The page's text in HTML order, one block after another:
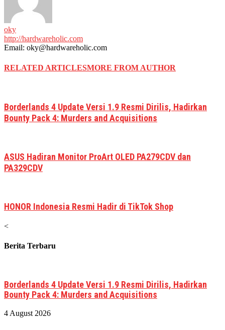
oky
http://hardwareholic.com
Email: oky@hardwareholic.com
RELATED ARTICLESMORE FROM AUTHOR
Borderlands 4 Update Versi 1.9 Resmi Dirilis, Hadirkan
Bounty Pack 4: Murders and Acquisitions
ASUS Hadiran Monitor ProArt OLED PA279CDV dan
PA329CDV
HONOR Indonesia Resmi Hadir di TikTok Shop
<
Berita Terbaru
Borderlands 4 Update Versi 1.9 Resmi Dirilis, Hadirkan
Bounty Pack 4: Murders and Acquisitions
4 August 2026